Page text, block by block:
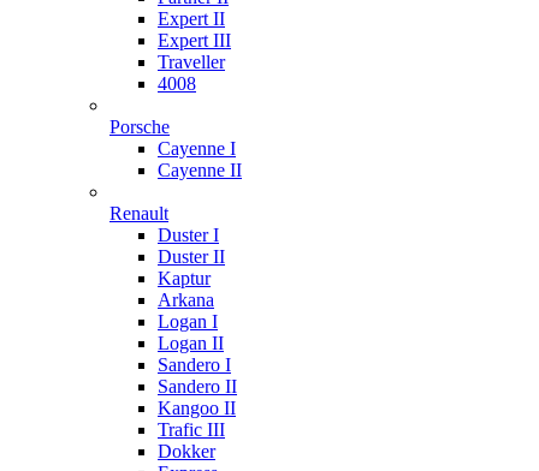
Expert II
Expert III
Traveller
4008
Porsche
Cayenne I
Cayenne II
Renault
Duster I
Duster II
Kaptur
Arkana
Logan I
Logan II
Sandero I
Sandero II
Kangoo II
Trafic III
Dokker